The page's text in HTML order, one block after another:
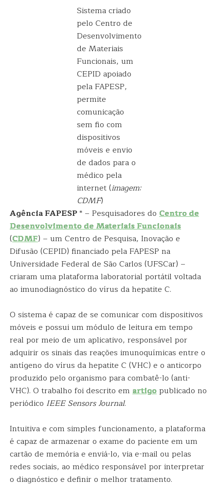
Sistema criado
pelo Centro de
Desenvolvimento
de Materiais
Funcionais, um
CEPID apoiado
pela FAPESP,
permite
comunicação
sem fio com
dispositivos
móveis e envio
de dados para o
médico pela
internet (imagem:
CDMF)
Agência FAPESP* – Pesquisadores do Centro de
Desenvolvimento de Materiais Funcionais
(CDMF) – um Centro de Pesquisa, Inovação e
Difusão (CEPID) financiado pela FAPESP na
Universidade Federal de São Carlos (UFSCar) –
criaram uma plataforma laboratorial portátil voltada
ao imunodiagnóstico do vírus da hepatite C.
O sistema é capaz de se comunicar com dispositivos
móveis e possui um módulo de leitura em tempo
real por meio de um aplicativo, responsável por
adquirir os sinais das reações imunoquímicas entre o
antígeno do vírus da hepatite C (VHC) e o anticorpo
produzido pelo organismo para combatê-lo (anti-
VHC). O trabalho foi descrito em artigopublicado no
periódico IEEE Sensors Journal.
Intuitiva e com simples funcionamento, a plataforma
é capaz de armazenar o exame do paciente em um
cartão de memória e enviá-lo, via e-mail ou pelas
redes sociais, ao médico responsável por interpretar
o diagnóstico e definir o melhor tratamento.